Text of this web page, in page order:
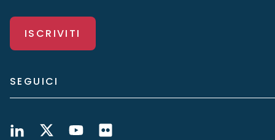
ISCRIVITI
SEGUICI